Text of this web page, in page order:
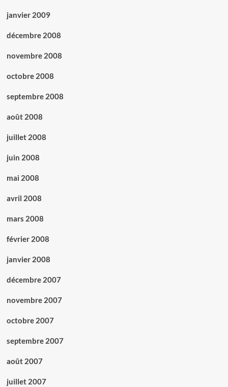
janvier 2009
décembre 2008
novembre 2008
octobre 2008
septembre 2008
août 2008
juillet 2008
juin 2008
mai 2008
avril 2008
mars 2008
février 2008
janvier 2008
décembre 2007
novembre 2007
octobre 2007
septembre 2007
août 2007
juillet 2007